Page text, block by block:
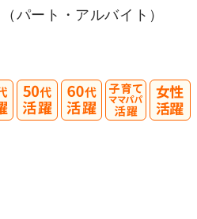
ましょう！
パート・アルバイト）